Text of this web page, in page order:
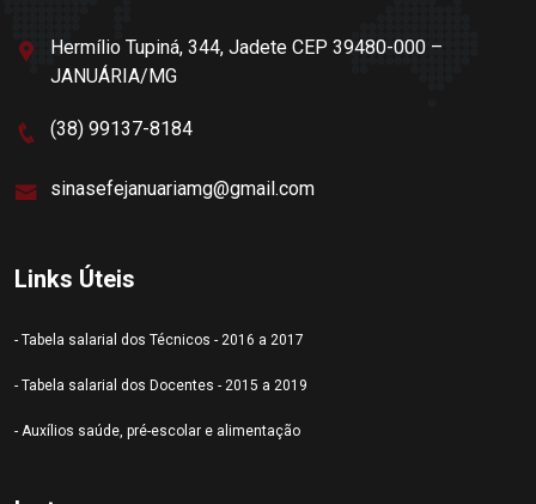
Hermílio Tupiná, 344, Jadete CEP 39480-000 –
JANUÁRIA/MG
(38) 99137-8184
sinasefejanuariamg@gmail.com
Links Úteis
- Tabela salarial dos Técnicos - 2016 a 2017
- Tabela salarial dos Docentes - 2015 a 2019
- Auxílios saúde, pré-escolar e alimentação